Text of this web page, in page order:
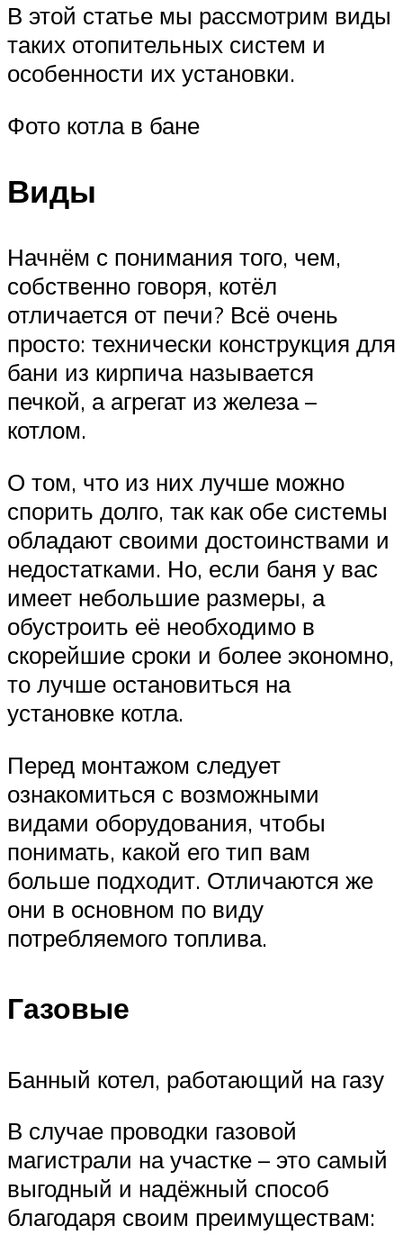
В этой статье мы рассмотрим виды
таких отопительных систем и
особенности их установки.
Фото котла в бане
Виды
Начнём с понимания того, чем,
собственно говоря, котёл
отличается от печи? Всё очень
просто: технически конструкция для
бани из кирпича называется
печкой, а агрегат из железа –
котлом.
О том, что из них лучше можно
спорить долго, так как обе системы
обладают своими достоинствами и
недостатками. Но, если баня у вас
имеет небольшие размеры, а
обустроить её необходимо в
скорейшие сроки и более экономно,
то лучше остановиться на
установке котла.
Перед монтажом следует
ознакомиться с возможными
видами оборудования, чтобы
понимать, какой его тип вам
больше подходит. Отличаются же
они в основном по виду
потребляемого топлива.
Газовые
Банный котел, работающий на газу
В случае проводки газовой
магистрали на участке – это самый
выгодный и надёжный способ
благодаря своим преимуществам: